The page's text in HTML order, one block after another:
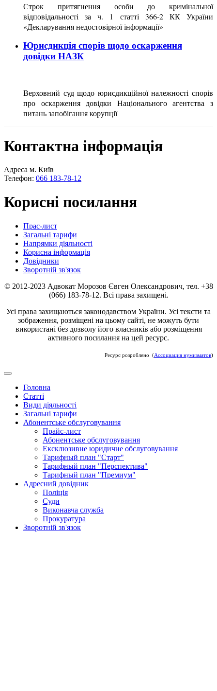
Строк притягнення особи до кримінальної
відповідальності за ч. 1 статті 366-2 КК України
«Декларування недостовірної інформації»
Юрисдикція спорів щодо оскарження
довідки НАЗК
Верховний суд щодо юрисдикційної належності спорів
про оскарження довідки Національного агентства з
питань запобігання корупції
Контактна інформація
Адреса м. Київ
Телефон: 066 183-78-12
Корисні посилання
Прас-лист
Загальні тарифи
Напрямки діяльності
Корисна інформація
Довідники
Зворотній зв'язок
© 2012-2023 Адвокат Морозов Євген Олександрович, тел. +38
(066) 183-78-12. Всі права захищені.
Усі права захищаються законодавством України. Усі тексти та
зображення, розміщені на цьому сайті, не можуть бути
використані без дозволу його власників або розміщення
активного посилання на цей ресурс.
Ресурс розроблено (Ассоциация нумизматов)
Головна
Статті
Види діяльності
Загальні тарифи
Абонентське обслуговування
Прайс-лист
Абонентське обслуговування
Ексклюзивне юридичне обслуговування
Тарифный план "Старт"
Тарифный план "Перспектива"
Тарифный план "Премиум"
Адресний довідник
Поліція
Суди
Виконавча служба
Прокуратура
Зворотній зв'язок